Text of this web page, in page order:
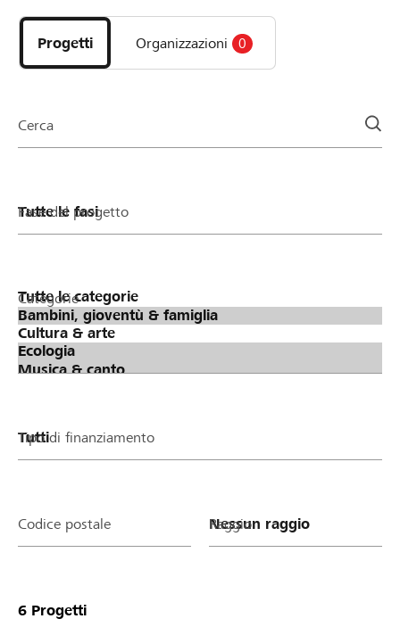
DE FR IT
i
progetti
e
della
Progetti Organizzazioni 0
Cerca
Fase del progetto
Categorie
Tipo di finanziamento
Codice postale Raggio
6 Progetti